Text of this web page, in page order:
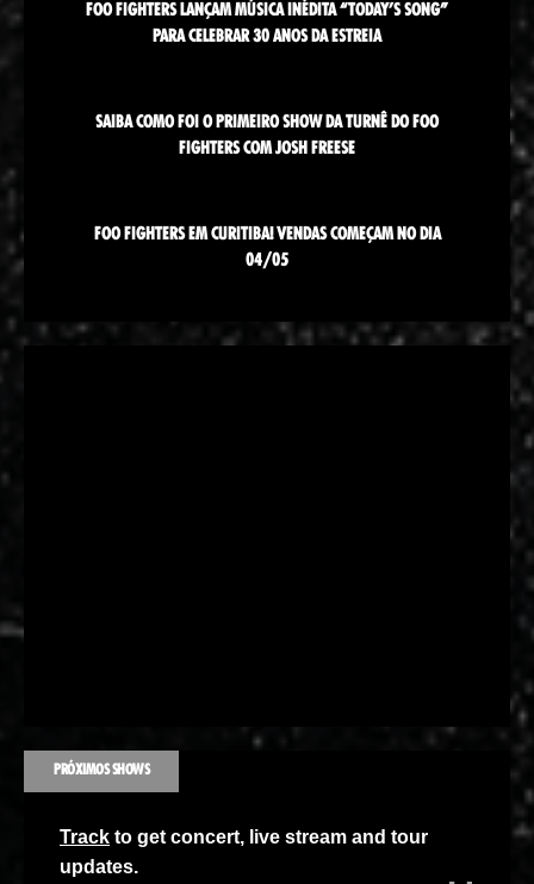
FOO FIGHTERS LANÇAM MÚSICA INÉDITA “TODAY’S SONG”
PARA CELEBRAR 30 ANOS DA ESTREIA
SAIBA COMO FOI O PRIMEIRO SHOW DA TURNÊ DO FOO
FIGHTERS COM JOSH FREESE
FOO FIGHTERS EM CURITIBA! VENDAS COMEÇAM NO DIA
04/05
PRÓXIMOS SHOWS
Track to get concert, live stream and tour
updates.